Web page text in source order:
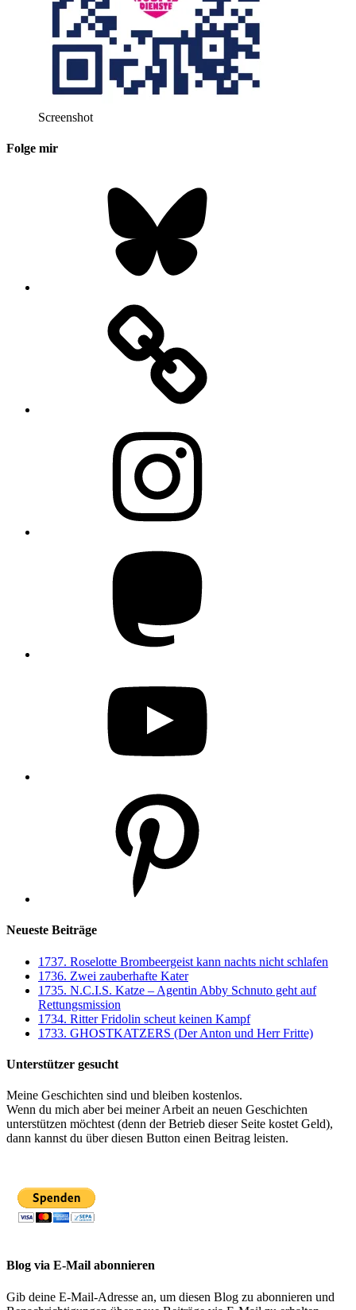
Screenshot
Folge mir
Neueste Beiträge
1737. Roselotte Brombeergeist kann nachts nicht schlafen
1736. Zwei zauberhafte Kater
1735. N.C.I.S. Katze – Agentin Abby Schnuto geht auf
Rettungsmission
1734. Ritter Fridolin scheut keinen Kampf
1733. GHOSTKATZERS (Der Anton und Herr Fritte)
Unterstützer gesucht
Meine Geschichten sind und bleiben kostenlos.
Wenn du mich aber bei meiner Arbeit an neuen Geschichten
unterstützen möchtest (denn der Betrieb dieser Seite kostet Geld),
dann kannst du über diesen Button einen Beitrag leisten.
Blog via E-Mail abonnieren
Gib deine E-Mail-Adresse an, um diesen Blog zu abonnieren und